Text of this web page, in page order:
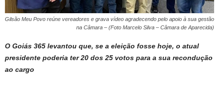
Gilsão Meu Povo reúne vereadores e grava vídeo agradecendo pelo apoio à sua gestão
na Câmara – (Foto Marcelo Silva – Câmara de Aparecida)
O Goiás 365 levantou que, se a eleição fosse hoje, o atual
presidente poderia ter 20 dos 25 votos para a sua recondução
ao cargo